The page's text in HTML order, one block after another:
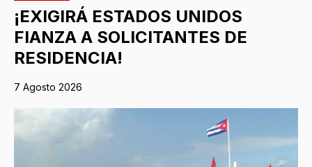
¡EXIGIRÁ ESTADOS UNIDOS
FIANZA A SOLICITANTES DE
RESIDENCIA!
7 Agosto 2026